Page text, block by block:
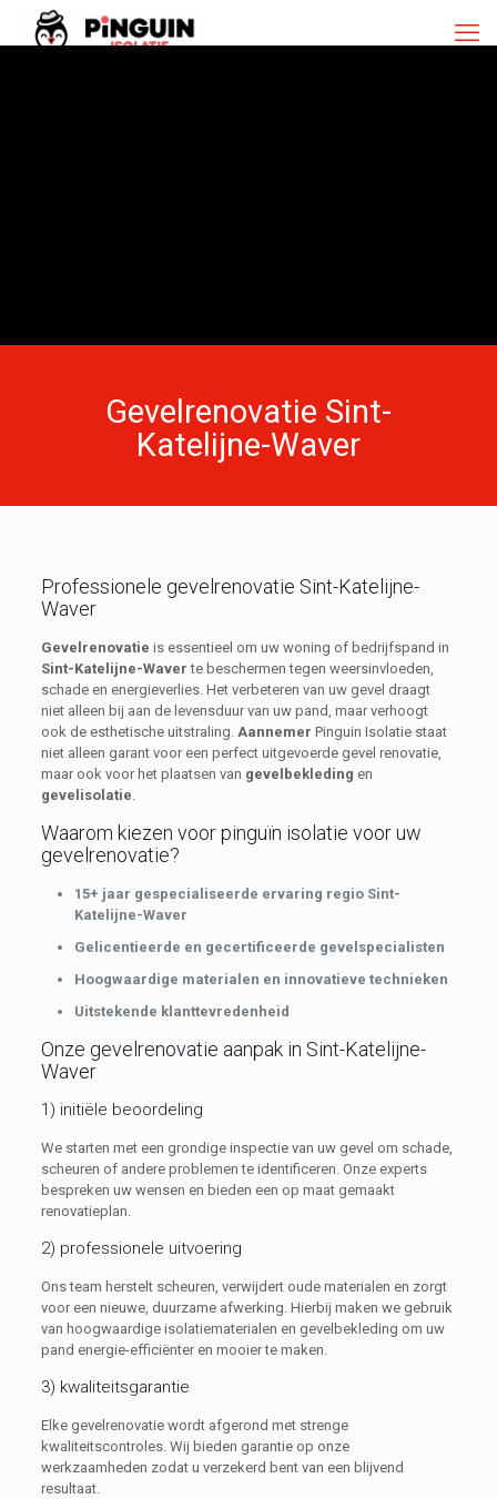
Gevelrenovatie Sint-
Katelijne-Waver
Professionele gevelrenovatie Sint-Katelijne-
Waver
Gevelrenovatie is essentieel om uw woning of bedrijfspand in
Sint-Katelijne-Waver te beschermen tegen weersinvloeden,
schade en energieverlies. Het verbeteren van uw gevel draagt
niet alleen bij aan de levensduur van uw pand, maar verhoogt
ook de esthetische uitstraling. Aannemer Pinguin Isolatie staat
niet alleen garant voor een perfect uitgevoerde gevel renovatie,
maar ook voor het plaatsen van gevelbekleding en
gevelisolatie
Waarom kiezen voor pinguïn isolatie voor uw
gevelrenovatie?
15+ jaar gespecialiseerde ervaring regio Sint-
Katelijne-Waver
Gelicentieerde en gecertificeerde gevelspecialisten
Hoogwaardige materialen en innovatieve technieken
Uitstekende klanttevredenheid
Onze gevelrenovatie aanpak in Sint-Katelijne-
Waver
1) initiële beoordeling
We starten met een grondige inspectie van uw gevel om schade,
scheuren of andere problemen te identificeren. Onze experts
bespreken uw wensen en bieden een op maat gemaakt
renovatieplan.
2) professionele uitvoering
Ons team herstelt scheuren, verwijdert oude materialen en zorgt
voor een nieuwe, duurzame afwerking. Hierbij maken we gebruik
van hoogwaardige isolatiematerialen en gevelbekleding om uw
pand energie-efficiënter en mooier te maken.
3) kwaliteitsgarantie
Elke gevelrenovatie wordt afgerond met strenge
kwaliteitscontroles. Wij bieden garantie op onze
werkzaamheden zodat u verzekerd bent van een blijvend
resultaat.